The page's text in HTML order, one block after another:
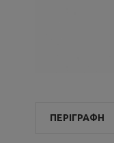
ΠΕΡΙΓΡΑΦΉ